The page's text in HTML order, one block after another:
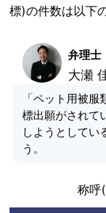
標)の件数は以下
弁理士
大瀬
「ペット用被
標出願がされて
しようとしてい
う。
称呼